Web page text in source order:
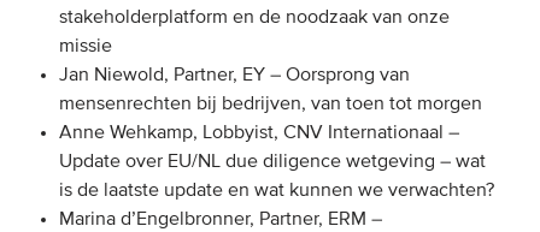
stakeholderplatform en de noodzaak van onze
missie
Jan Niewold, Partner, EY – Oorsprong van
mensenrechten bij bedrijven, van toen tot morgen
Anne Wehkamp, ​​Lobbyist, CNV Internationaal –
Update over EU/NL due diligence wetgeving – wat
is de laatste update en wat kunnen we verwachten?
Marina d’Engelbronner, Partner, ERM –